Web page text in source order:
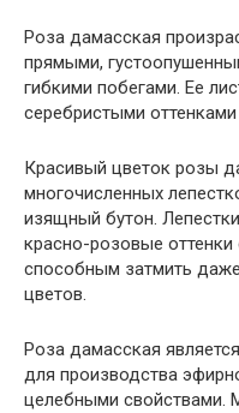
Роза дамасская
прямыми,
гибкими побегами. Ее
серебристыми
Красивый цветок розы
многочисленных
изящный бутон.
красно-розовые
способным затмить
цветов.
Роза дамасская
для производства
целебными свойствами.